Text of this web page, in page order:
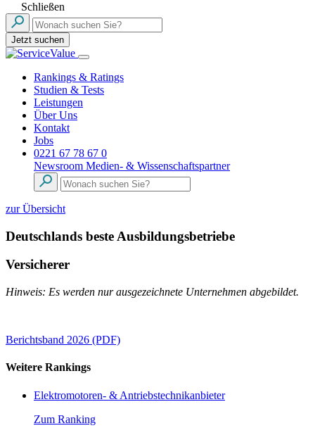
Schließen
Jetzt suchen
Rankings & Ratings
Studien & Tests
Leistungen
Über Uns
Kontakt
Jobs
0221 67 78 67 0
Newsroom Medien- & Wissenschaftspartner
zur Übersicht
Deutschlands beste Ausbildungsbetriebe
Versicherer
Hinweis: Es werden nur ausgezeichnete Unternehmen abgebildet.
Berichtsband 2026 (PDF)
Weitere Rankings
Elektromotoren- & Antriebstechnikanbieter
Zum Ranking